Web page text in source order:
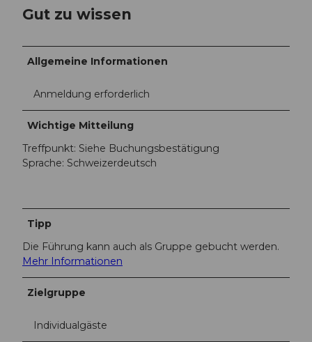
Gut zu wissen
Allgemeine Informationen
Anmeldung erforderlich
Wichtige Mitteilung
Treffpunkt: Siehe Buchungsbestätigung
Sprache: Schweizerdeutsch
Tipp
Die Führung kann auch als Gruppe gebucht werden.
Mehr Informationen
Zielgruppe
Individualgäste